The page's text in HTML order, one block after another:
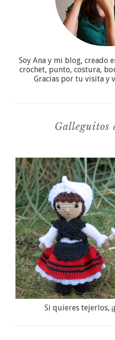
Soy Ana y mi blog, creado
crochet, punto, costura,
Gracias por tu visita
Galleguitos
Si quieres tejerlos,